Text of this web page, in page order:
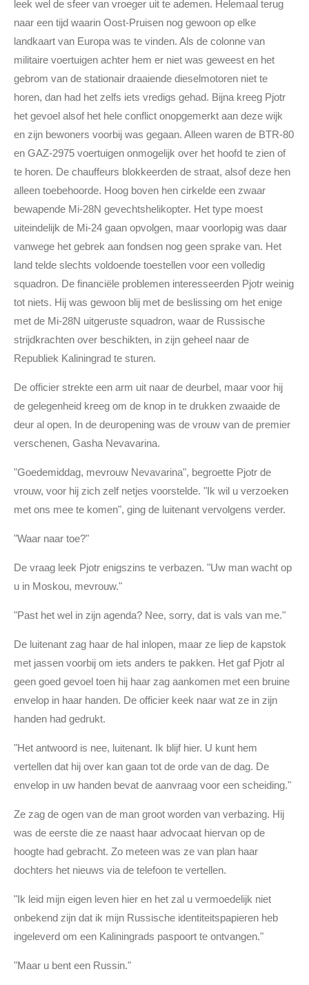
leek wel de sfeer van vroeger uit te ademen. Helemaal terug
naar een tijd waarin Oost-Pruisen nog gewoon op elke
landkaart van Europa was te vinden. Als de colonne van
militaire voertuigen achter hem er niet was geweest en het
gebrom van de stationair draaiende dieselmotoren niet te
horen, dan had het zelfs iets vredigs gehad. Bijna kreeg Pjotr
het gevoel alsof het hele conflict onopgemerkt aan deze wijk
en zijn bewoners voorbij was gegaan. Alleen waren de BTR-80
en GAZ-2975 voertuigen onmogelijk over het hoofd te zien of
te horen. De chauffeurs blokkeerden de straat, alsof deze hen
alleen toebehoorde. Hoog boven hen cirkelde een zwaar
bewapende Mi-28N gevechtshelikopter. Het type moest
uiteindelijk de Mi-24 gaan opvolgen, maar voorlopig was daar
vanwege het gebrek aan fondsen nog geen sprake van. Het
land telde slechts voldoende toestellen voor een volledig
squadron. De financiële problemen interesseerden Pjotr weinig
tot niets. Hij was gewoon blij met de beslissing om het enige
met de Mi-28N uitgeruste squadron, waar de Russische
strijdkrachten over beschikten, in zijn geheel naar de
Republiek Kaliningrad te sturen.
De officier strekte een arm uit naar de deurbel, maar voor hij
de gelegenheid kreeg om de knop in te drukken zwaaide de
deur al open. In de deuropening was de vrouw van de premier
verschenen, Gasha Nevavarina.
"Goedemiddag, mevrouw Nevavarina", begroette Pjotr de
vrouw, voor hij zich zelf netjes voorstelde. "Ik wil u verzoeken
met ons mee te komen", ging de luitenant vervolgens verder.
"Waar naar toe?"
De vraag leek Pjotr enigszins te verbazen. "Uw man wacht op
u in Moskou, mevrouw."
"Past het wel in zijn agenda? Nee, sorry, dat is vals van me."
De luitenant zag haar de hal inlopen, maar ze liep de kapstok
met jassen voorbij om iets anders te pakken. Het gaf Pjotr al
geen goed gevoel toen hij haar zag aankomen met een bruine
envelop in haar handen. De officier keek naar wat ze in zijn
handen had gedrukt.
"Het antwoord is nee, luitenant. Ik blijf hier. U kunt hem
vertellen dat hij over kan gaan tot de orde van de dag. De
envelop in uw handen bevat de aanvraag voor een scheiding."
Ze zag de ogen van de man groot worden van verbazing. Hij
was de eerste die ze naast haar advocaat hiervan op de
hoogte had gebracht. Zo meteen was ze van plan haar
dochters het nieuws via de telefoon te vertellen.
"Ik leid mijn eigen leven hier en het zal u vermoedelijk niet
onbekend zijn dat ik mijn Russische identiteitspapieren heb
ingeleverd om een Kaliningrads paspoort te ontvangen."
"Maar u bent een Russin."